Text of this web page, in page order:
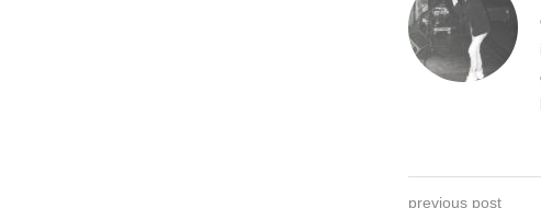
previous post